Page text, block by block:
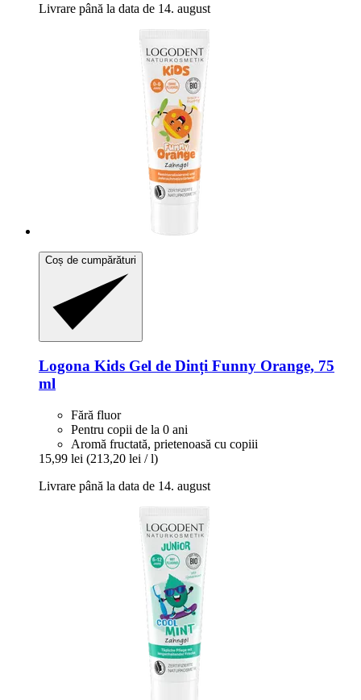
Livrare până la data de 14. august
Coș de cumpărături
Logona Kids Gel de Dinți Funny Orange, 75
ml
Fără fluor
Pentru copii de la 0 ani
Aromă fructată, prietenoasă cu copiii
15,99 lei (213,20 lei / l)
Livrare până la data de 14. august